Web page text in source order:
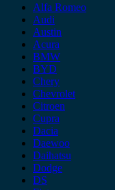
Alfa Romeo
Audi
Austin
Acura
BMW
BYD
Chery
Chevrolet
Citroen
Cupra
Dacia
Daewoo
Daihatsu
Dodge
DS